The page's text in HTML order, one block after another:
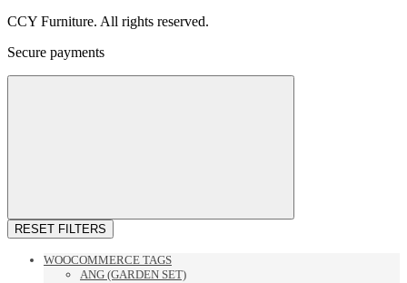
CCY Furniture. All rights reserved.
Secure payments
RESET FILTERS
WOOCOMMERCE TAGS
ANG (GARDEN SET)